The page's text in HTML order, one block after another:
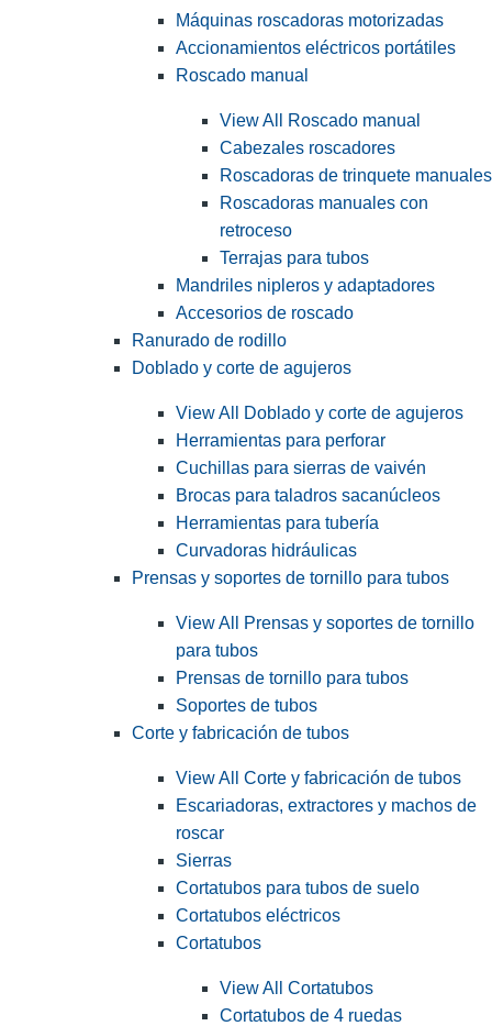
Máquinas roscadoras motorizadas
Accionamientos eléctricos portátiles
Roscado manual
View All Roscado manual
Cabezales roscadores
Roscadoras de trinquete manuales
Roscadoras manuales con
retroceso
Terrajas para tubos
Mandriles nipleros y adaptadores
Accesorios de roscado
Ranurado de rodillo
Doblado y corte de agujeros
View All Doblado y corte de agujeros
Herramientas para perforar
Cuchillas para sierras de vaivén
Brocas para taladros sacanúcleos
Herramientas para tubería
Curvadoras hidráulicas
Prensas y soportes de tornillo para tubos
View All Prensas y soportes de tornillo
para tubos
Prensas de tornillo para tubos
Soportes de tubos
Corte y fabricación de tubos
View All Corte y fabricación de tubos
Escariadoras, extractores y machos de
roscar
Sierras
Cortatubos para tubos de suelo
Cortatubos eléctricos
Cortatubos
View All Cortatubos
Cortatubos de 4 ruedas